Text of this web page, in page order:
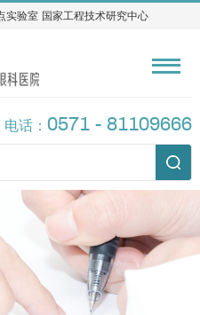
实验室 国家工程技术研究中心
实验室 国家工程技术研究中心
电话：0571 - 81109666